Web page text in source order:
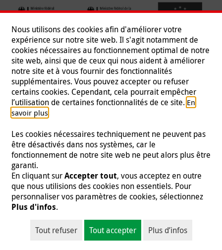
Suivez-nous
Mentions légales | Protection des données | Presse |
Contact | Emploi
© 2026 Malteser International
Malteser International est une entité de Malteser Hilfsdienst e.V., une
organisation à but non lucratif enregistrée et est donc exonérée d'impôts
(numéro fiscal 218/5990/0018).
Nous utilisons des cookies afin d'améliorer votre
expérience sur notre site web. Il s'agit notamment de
cookies nécessaires au fonctionnement optimal de notre
site web, ainsi que de ceux qui nous aident à améliorer
notre site et à vous fournir des fonctionnalités
supplémentaires. Vous pouvez accepter ou refuser
certains cookies. Cependant, cela pourrait empêcher
l’utilisation de certaines fonctionnalités de ce site. En
savoir plus.
Les cookies nécessaires techniquement ne peuvent pas
être désactivés dans nos systèmes, car le
fonctionnement de notre site web ne peut alors plus être
garanti.
En cliquant surAccepter tout, vous acceptez en outre
que nous utilisions des cookies non essentiels. Pour
personnaliser vos paramètres de cookies, sélectionnez
Plus d'infos.
Tout refuser Tout accepter Plus d’infos